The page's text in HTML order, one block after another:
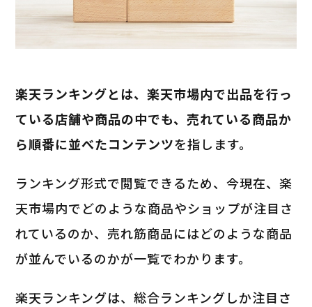
楽天ランキングとは、楽天市場内で出品を行っ
ている店舗や商品の中でも、売れている商品か
ら順番に並べたコンテンツを指します。
ランキング形式で閲覧できるため、今現在、楽
天市場内でどのような商品やショップが注目さ
れているのか、売れ筋商品にはどのような商品
が並んでいるのかが一覧でわかります。
楽天ランキングは、総合ランキングしか注目さ